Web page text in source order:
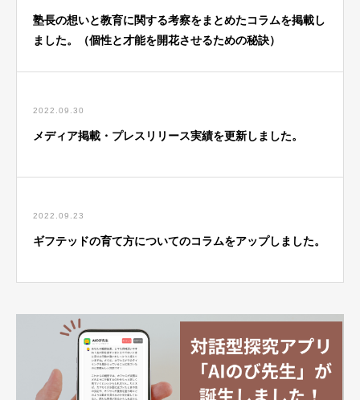
塾長の想いと教育に関する考察をまとめたコラムを掲載し
ました。（個性と才能を開花させるための秘訣）
2022.09.30
メディア掲載・プレスリリース実績を更新しました。
2022.09.23
ギフテッドの育て方についてのコラムをアップしました。